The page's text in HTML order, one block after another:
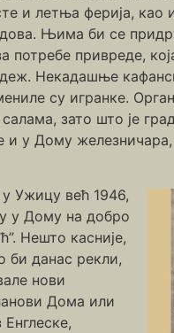
и летња ферија, као
Њима би се
привреде,
Некадашње
су игранке.
зато што је
и у Дому
Ужицу већ 1946,
у Дому на добро
Нешто касније,
би данас рекли,
нови
Дома или